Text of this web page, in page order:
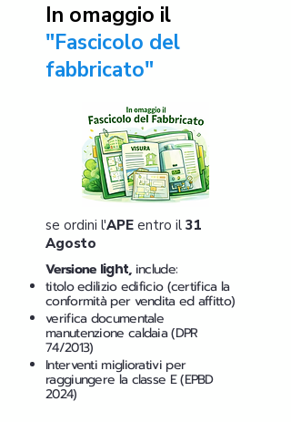
In omaggio il
"Fascicolo del
fabbricato"
se ordini l'APE entro il 31
Agosto
Versione light,include:
titolo edilizio edificio (certifica la
conformità per vendita ed affitto)
verifica documentale
manutenzione caldaia (DPR
74/2013)
Interventi migliorativi per
raggiungere la classe E (EPBD
2024)